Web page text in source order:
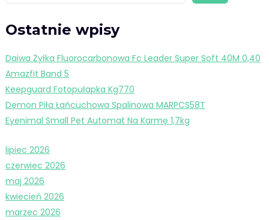
Ostatnie wpisy
Daiwa Żyłka Fluorocarbonowa Fc Leader Super Soft 40M 0,40
Amazfit Band 5
Keepguard Fotopułapka Kg770
Demon Piła Łańcuchowa Spalinowa MARPCS58T
Eyenimal Small Pet Automat Na Karmę 1,7kg
lipiec 2026
czerwiec 2026
maj 2026
kwiecień 2026
marzec 2026